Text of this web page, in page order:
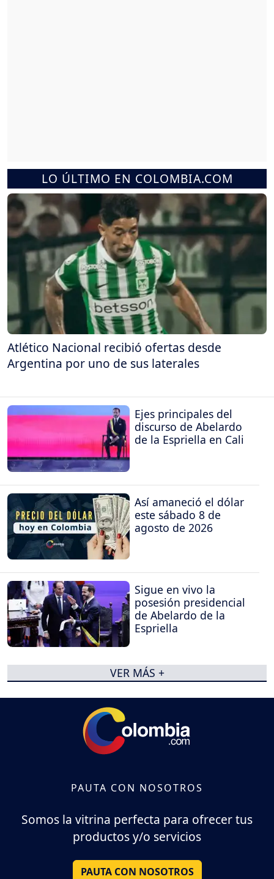
LO ÚLTIMO EN COLOMBIA.COM
Atlético Nacional recibió ofertas desde
Argentina por uno de sus laterales
Ejes principales del
discurso de Abelardo
de la Espriella en Cali
Así amaneció el dólar
este sábado 8 de
agosto de 2026
Sigue en vivo la
posesión presidencial
de Abelardo de la
Espriella
VER MÁS +
PAUTA CON NOSOTROS
Somos la vitrina perfecta para ofrecer tus
productos y/o servicios
PAUTA CON NOSOTROS